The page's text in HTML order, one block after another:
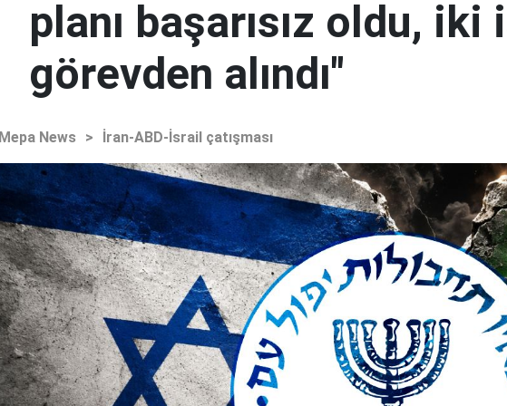
planı başarısız oldu, iki
görevden alındı"
Mepa News > İran-ABD-İsrail çatışması